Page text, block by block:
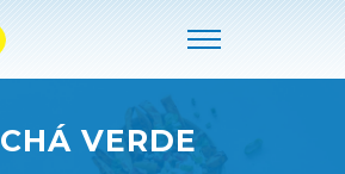
CHÁ VERDE